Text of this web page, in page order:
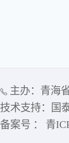
主办：青海
技术支持：国
备案号 ： 青